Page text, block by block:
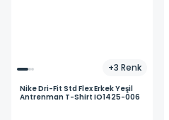
+3 Renk
NikeDri-Fit Std Flex Erkek Yeşil
Antrenman T-Shirt IO1425-006